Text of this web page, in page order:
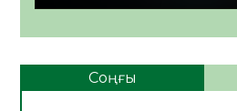
Соңғы